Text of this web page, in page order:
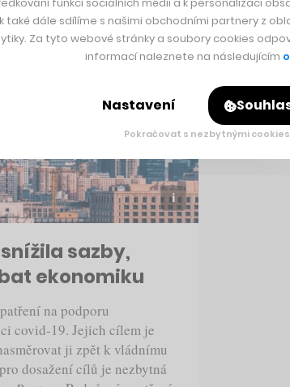
sazby,
ekonomiku
na podporu
covid-19. Jejich cílem je
ji zpět k vládnímu
dosažení cílů je nezbytná
také dále sdílíme s našimi obchodními partnery z
Za tyto webové stránky a soubory cookies
informací naleznete na následujícím
Nastavení
Pokračovat s nezbytnými cookies